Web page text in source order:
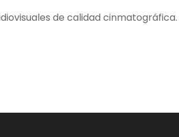
de calidad cinmatográfica.